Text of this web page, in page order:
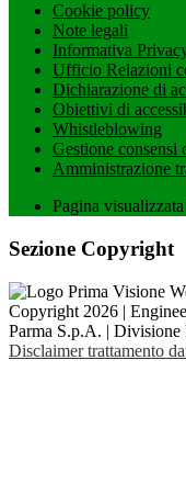
Cookie policy
Note legali
Informativa
Ufficio Relazioni
Dichiarazione di
Obiettivi di
Whistleblowing
Gestione consensi
Amministrazione
Pagina visualizzata
Sezione Copyright
Copyright 2026 |
Parma S.p.A. |
Disclaimer trattamento